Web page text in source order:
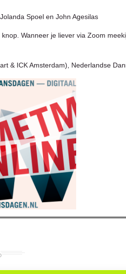
Spoel en John Agesilas
Wanneer je liever via Zoom
& ICK Amsterdam), Nederlandse